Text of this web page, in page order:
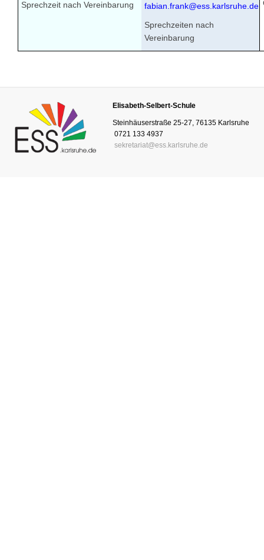
Sprechzeit nach Vereinbarung
fabian.frank@ess.karlsruhe.de
Sprechzeiten nach
Vereinbarung
Elisabeth-Selbert-Schule
Steinhäuserstraße 25-27, 76135 Karlsruhe
0721 133 4937
sekretariat@ess.karlsruhe.de